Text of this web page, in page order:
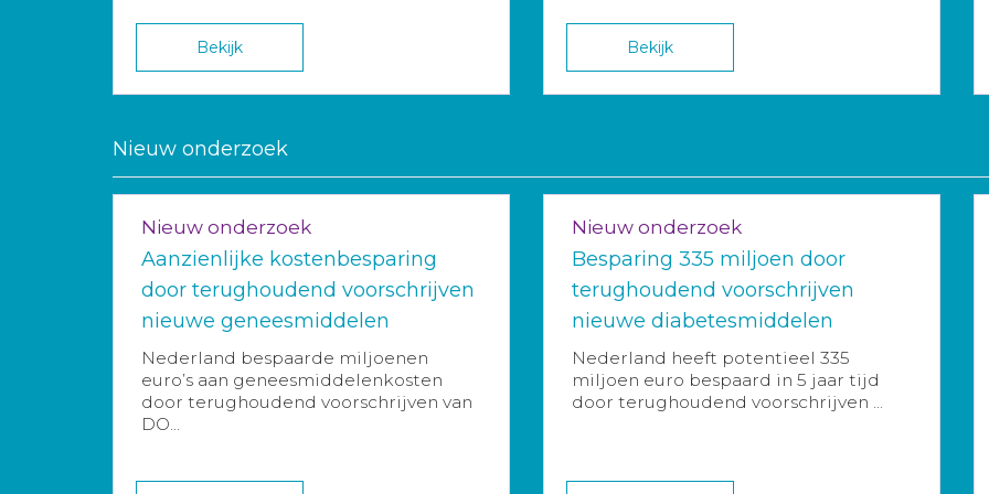
Bekijk Bekijk
Nieuw onderzoek
Nieuw onderzoek
Aanzienlijke kostenbesparing
door terughoudend voorschrijven
nieuwe geneesmiddelen
Nederland bespaarde miljoenen
euro’s aan geneesmiddelenkosten
door terughoudend voorschrijven van
DO...
Nieuw onderzoek
Besparing 335 miljoen door
terughoudend voorschrijven
nieuwe diabetesmiddelen
Nederland heeft potentieel 335
miljoen euro bespaard in 5 jaar tijd
door terughoudend voorschrijven ...